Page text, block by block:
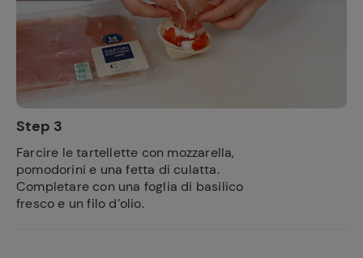
Step 3
Farcire le tartellette con mozzarella,
pomodorini e una fetta di culatta.
Completare con una foglia di basilico
fresco e un filo d’olio.